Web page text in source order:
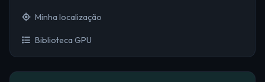
Minha localização
Biblioteca GPU